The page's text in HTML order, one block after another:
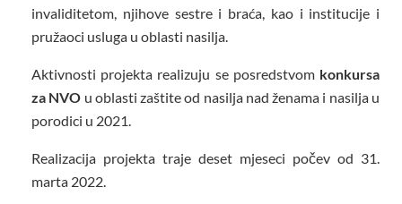
invaliditetom, njihove sestre i braća, kao i institucije i
pružaoci usluga u oblasti nasilja.
Aktivnosti projekta realizuju se posredstvom konkursa
za NVO u oblasti zaštite od nasilja nad ženama i nasilja u
porodici u 2021.
Realizacija projekta traje deset mjeseci počev od 31.
marta 2022.